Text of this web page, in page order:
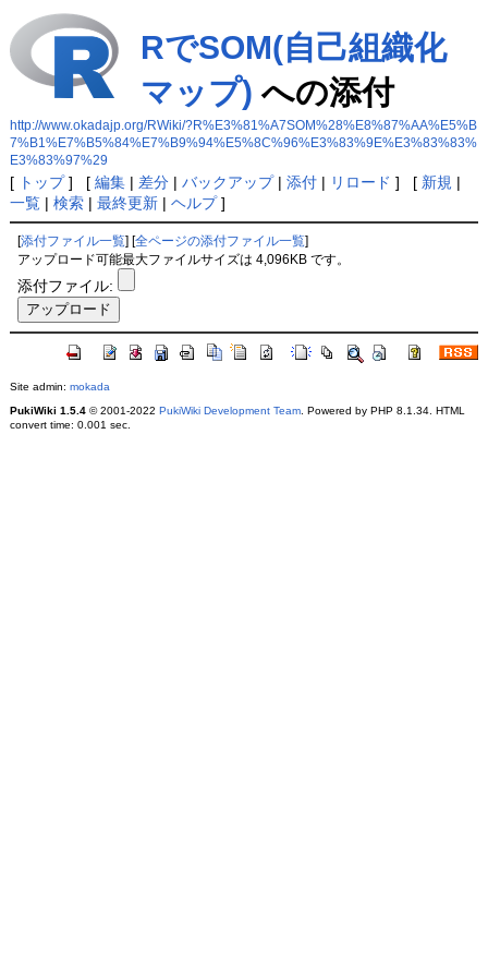
RでSOM(自己組織化
マップ) への添付
http://www.okadajp.org/RWiki/?R%E3%81%A7SOM%28%E8%87%AA%E5%B
7%B1%E7%B5%84%E7%B9%94%E5%8C%96%E3%83%9E%E3%83%83%
E3%83%97%29
[ トップ] [ 編集| 差分| バックアップ| 添付| リロード ] [ 新規 |
一覧| 検索| 最終更新| ヘルプ]
[添付ファイル一覧 ] [全ページの添付ファイル一覧
アップロード可能最大ファイルサイズは 4,096KB です。
添付ファイル:
Site admin: mokada
PukiWiki 1.5.4© 2001-2022 PukiWiki Development Team. Powered by PHP 8.1.34. HTML
convert time: 0.001 sec.